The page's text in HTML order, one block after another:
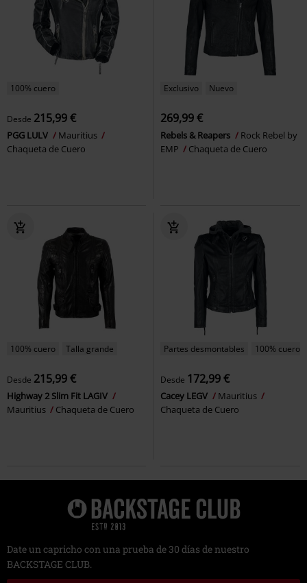
100% cuero
Desde 215,99 €
PGG LULV
Mauritius
Chaqueta de Cuero
Exclusivo Nuevo
269,99 €
Rebels & Reapers
Rock Rebel by
EMP
Chaqueta de Cuero
100% cuero Talla grande
Desde 215,99 €
Highway 2 Slim Fit LAGIV
Mauritius
Chaqueta de Cuero
Partes desmontables 100% cuero
Desde 172,99 €
Cacey LEGV
Mauritius
Chaqueta de Cuero
Date un capricho con una prueba de 30 días de nuestro
BACKSTAGE CLUB.